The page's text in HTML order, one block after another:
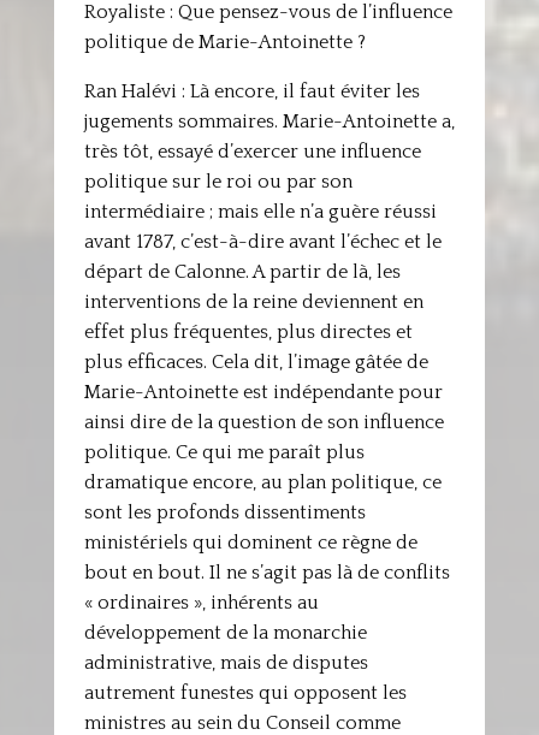
Royaliste : Que pensez-vous de l’influence
politique de Marie-Antoinette ?
Ran Halévi : Là encore, il faut éviter les
jugements sommaires. Marie-Antoinette a,
très tôt, essayé d’exercer une influence
politique sur le roi ou par son
intermédiaire ; mais elle n’a guère réussi
avant 1787, c’est-à-dire avant l’échec et le
départ de Calonne. A partir de là, les
interventions de la reine deviennent en
effet plus fréquentes, plus directes et
plus efficaces. Cela dit, l’image gâtée de
Marie-Antoinette est indépendante pour
ainsi dire de la question de son influence
politique. Ce qui me paraît plus
dramatique encore, au plan politique, ce
sont les profonds dissentiments
ministériels qui dominent ce règne de
bout en bout. Il ne s’agit pas là de conflits
« ordinaires », inhérents au
développement de la monarchie
administrative, mais de disputes
autrement funestes qui opposent les
ministres au sein du Conseil comme